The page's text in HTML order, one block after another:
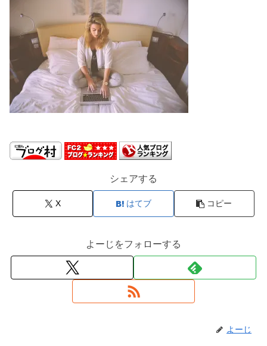
シェアする
X はてブ コピー
よーじをフォローする
よーじ